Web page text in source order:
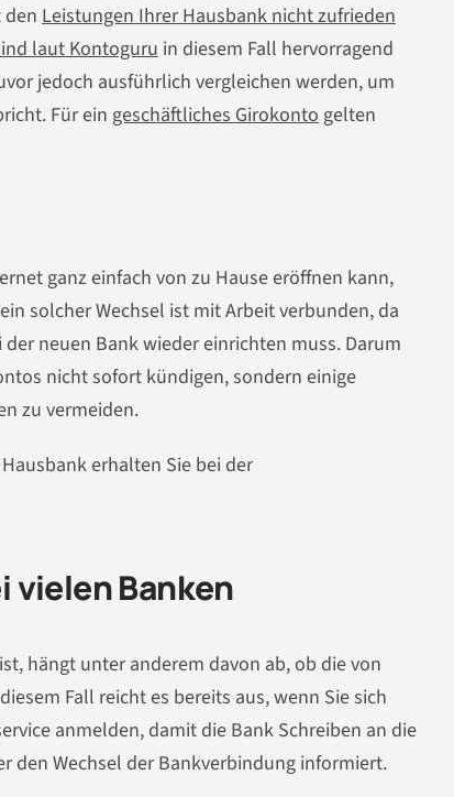
den Leistungen Ihrer Hausbank nicht zufrieden
laut Kontoguru in diesem Fall hervorragend
jedoch ausführlich vergleichen werden, um
Für ein geschäftliches Girokonto gelten
ganz einfach von zu Hause eröffnen kann,
solcher Wechsel ist mit Arbeit verbunden, da
neuen Bank wieder einrichten muss. Darum
nicht sofort kündigen, sondern einige
zu vermeiden.
erhalten Sie bei der
vielen Banken
hängt unter anderem davon ab, ob die von
Fall reicht es bereits aus, wenn Sie sich
anmelden, damit die Bank Schreiben an die
den Wechsel der Bankverbindung informiert.